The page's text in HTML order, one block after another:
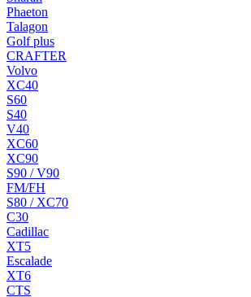
Phaeton
Talagon
Golf plus
CRAFTER
Volvo
XC40
S60
S40
V40
XC60
XC90
S90 / V90
FM/FH
S80 / XC70
C30
Cadillac
XT5
Escalade
XT6
CTS